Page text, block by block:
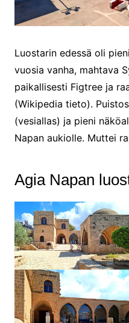
Luostarin edessä oli
vuosia vanha, mahtava
paikallisesti Figtree ja
(Wikipedia tieto).
(vesiallas) ja pieni
Napan aukiolle. Muttei
Agia Napan